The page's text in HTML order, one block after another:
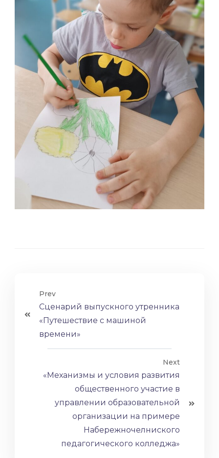
Prev
Сценарий выпускного утренника
«Путешествие с машиной
времени»
Next
«Механизмы и условия развития
общественного участие в
управлении образовательной
организации на примере
Набережночелниского
педагогического колледжа»